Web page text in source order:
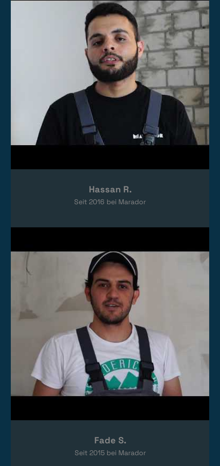
Das Video wird von YouTube eingebettet.
Datenschutzerklärungenvon Google.
Das Video wird von YouTube eingebettet.
Datenschutzerklärungen
Hassan R.
Seit 2016 bei Marador
Fade S.
Seit 2015bei Marador